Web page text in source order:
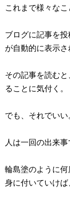
これまで様々なこ
ブログに記事を
が自動的に表示さ
その記事を読む
ることに気付く。
でも、それでいい
人は一回の出来事
輪島塗のように
身に付いていけば